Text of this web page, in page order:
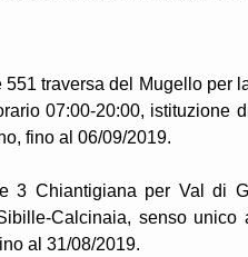
traversa del Mugello per
07:00-20:00, istituzione
fino al 06/09/2019.
3 Chiantigiana per Val di
Calcinaia, senso
al 31/08/2019.